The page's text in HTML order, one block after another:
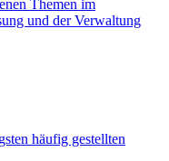
Themen im
und der Verwaltung
häufig gestellten